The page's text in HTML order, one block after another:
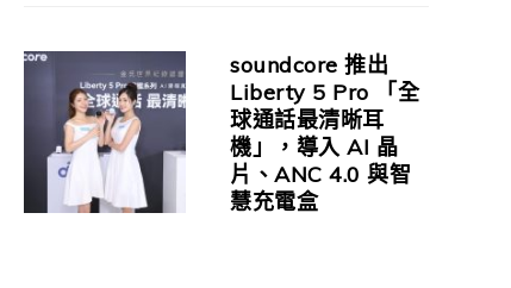
soundcore 推出
Liberty 5 Pro 「全
球通話最清晰耳
機」，導入 AI 晶
片、ANC 4.0 與智
慧充電盒